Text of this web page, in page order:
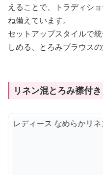
えることで、トラディシ
ね備えています。
セットアップスタイルで
しめる、とろみブラウスの
リネン混とろみ襟付